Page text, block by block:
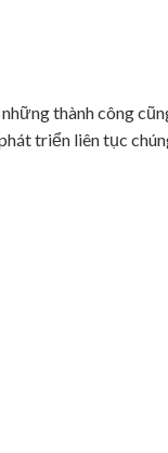
thành công
triển liên tục